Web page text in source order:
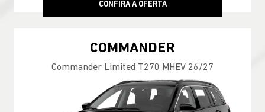
CONFIRA A OFERTA
COMMANDER
Commander Limited T270 MHEV 26/27